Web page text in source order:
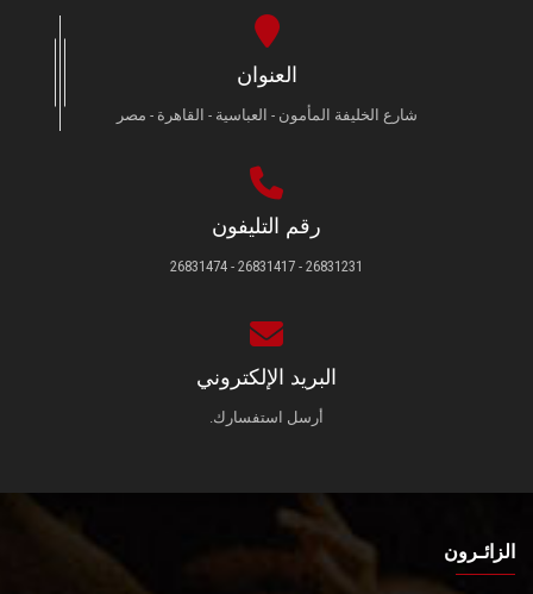
العنوان
شارع الخليفة المأمون - العباسية - القاهرة - مصر
رقم التليفون
26831231 - 26831417 - 26831474
البريد الإلكتروني
أرسل استفسارك.
الزائـرون